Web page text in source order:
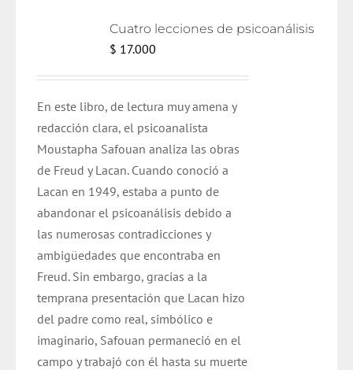
Cuatro lecciones de psicoanálisis
$ 17.000
En este libro, de lectura muy amena y
redacción clara, el psicoanalista
Moustapha Safouan analiza las obras
de Freud y Lacan. Cuando conoció a
Lacan en 1949, estaba a punto de
abandonar el psicoanálisis debido a
las numerosas contradicciones y
ambigüedades que encontraba en
Freud. Sin embargo, gracias a la
temprana presentación que Lacan hizo
del padre como real, simbólico e
imaginario, Safouan permaneció en el
campo y trabajó con él hasta su muerte